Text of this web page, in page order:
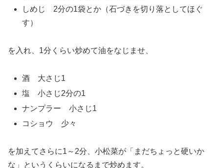
しめじ 2分の1袋とか（石づきを切り落としてほぐ
す）
を入れ、1分くらい炒めて油をなじませ、
酒 大さじ1
塩 小さじ2分の1
ナンプラー 小さじ1
コショウ 少々
を加えてさらに1～2分、小松菜が「まだちょっと硬いか
な」というくらいになるまで炒めます。